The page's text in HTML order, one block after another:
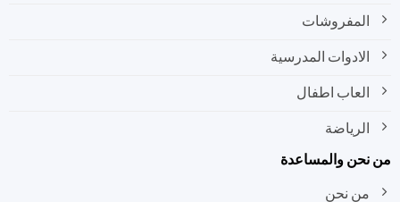
المفروشات
الادوات المدرسية
العاب اطفال
الرياضة
والمساعدة
من نحن